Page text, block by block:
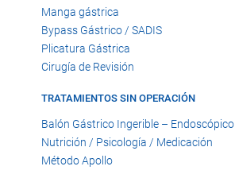
Manga gástrica
Bypass Gástrico / SADIS
Plicatura Gástrica
Cirugía de Revisión
TRATAMIENTOS SIN OPERACIÓN
Balón Gástrico Ingerible – Endoscópico
Nutrición / Psicología / Medicación
Método Apollo